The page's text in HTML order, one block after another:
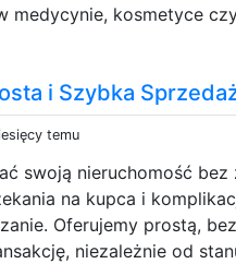
medycynie, kosmetyce
i Szybka
temu
swoją nieruchomość bez
na kupca i
Oferujemy prostą,
niezależnie od